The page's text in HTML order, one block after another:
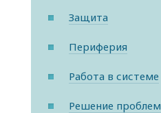
Защита
Периферия
Работа в системе
Решение проблем